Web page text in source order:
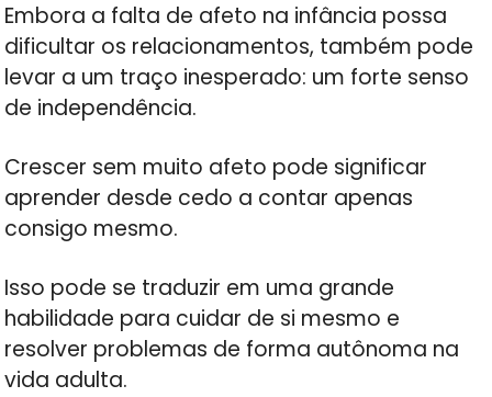
Embora a falta de afeto na infância possa
dificultar os relacionamentos, também pode
levar a um traço inesperado: um forte senso
de independência.
Crescer sem muito afeto pode significar
aprender desde cedo a contar apenas
consigo mesmo.
Isso pode se traduzir em uma grande
habilidade para cuidar de si mesmo e
resolver problemas de forma autônoma na
vida adulta.